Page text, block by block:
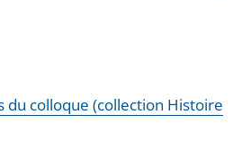
du colloque (collection Histoire